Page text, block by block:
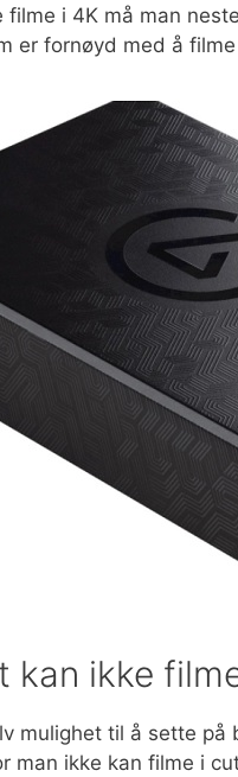
i 4K må man
er fornøyd med å filme
kan ikke
mulighet til å sette
man ikke kan filme i